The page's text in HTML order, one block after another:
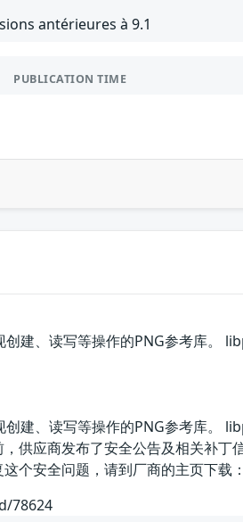
antérieures à 9.1
PUBLICATION TIME
建、读写等操作的PNG参考库。
建、读写等操作的PNG参考库。
供应商发布了安全公告及相关补丁
这个安全问题，请到厂商的主页
78624